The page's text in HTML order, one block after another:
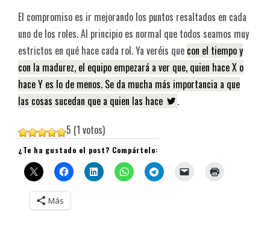
El compromiso es ir mejorando los puntos resaltados en cada
uno de los roles. Al principio es normal que todos seamos muy
estrictos en qué hace cada rol. Ya veréis que con el tiempo y
con la madurez, el equipo empezará a ver que, quien hace X o
hace Y es lo de menos. Se da mucha más importancia a que
las cosas sucedan que a quien las hace
.
5 (1 votos)
¿Te ha gustado el post? Compártelo:
Más